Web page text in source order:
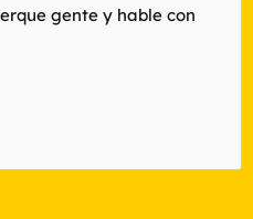
gente y hable con